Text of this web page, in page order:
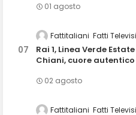
01 agosto
Fattitaliani Fatti
Rai 1, Linea Verde
Chiani, cuore autentico
02 agosto
Fattitaliani Fatti